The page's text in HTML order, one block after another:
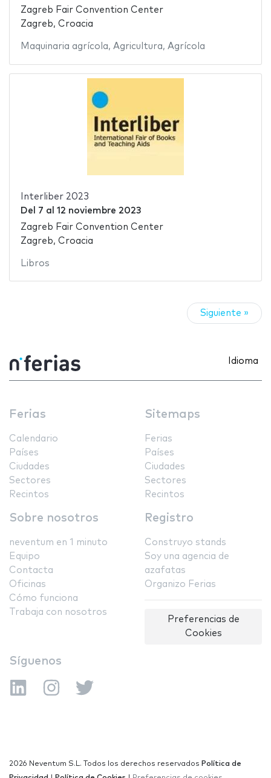
Zagreb Fair Convention Center
Zagreb, Croacia
Maquinaria agrícola, Agricultura, Agrícola
Interliber 2023
Del 7 al 12 noviembre 2023
Zagreb Fair Convention Center
Zagreb, Croacia
Libros
Siguiente »
Idioma
Ferias
Calendario
Países
Ciudades
Sectores
Recintos
Sitemaps
Ferias
Países
Ciudades
Sectores
Recintos
Sobre nosotros
neventum en 1 minuto
Equipo
Contacta
Oficinas
Cómo funciona
Trabaja con nosotros
Registro
Construyo stands
Soy una agencia de
azafatas
Organizo Ferias
Preferencias de
Cookies
Síguenos
2026 Neventum S.L. Todos los derechos reservados Política de